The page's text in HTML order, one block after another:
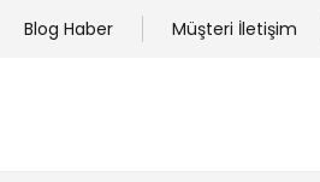
Blog Haber Müşteri İletişim